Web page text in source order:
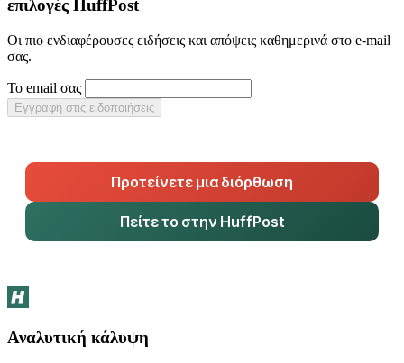
επιλογές HuffPost
Οι πιο ενδιαφέρουσες ειδήσεις και απόψεις καθημερινά στο e-mail
σας.
Το email σας
Εγγραφή στις ειδοποιήσεις
Προτείνετε μια διόρθωση
Πείτε το στην HuffPost
Αναλυτική κάλυψη